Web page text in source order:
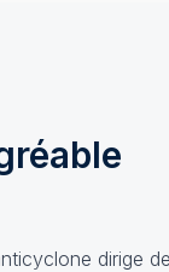
dirige